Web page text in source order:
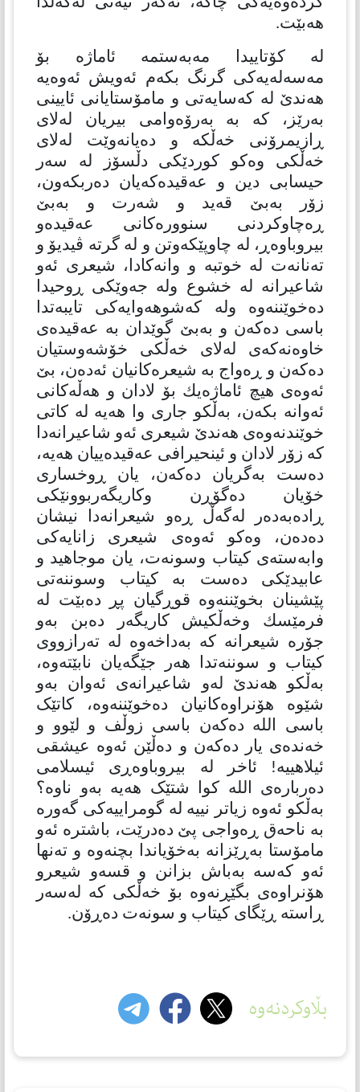
هەبێت.
لە كۆتاییدا مەبەستمە ئاماژە بۆ
مەسەلەیەكی گرنگ بكەم ئەویش ئەوەیە
هەندێ لە کەسایەتی و مامۆستایانی ئایینی
بەرێز، كە بە بەرۆەوامی بیریان لەلای
ڕازیمرۆنی خەڵكە و دەیانەوێت لەلای
خەڵكی وەكو كوردێكی دڵسۆز لە سەر
حیسابی دین و عەقیدەكەیان دەربكەون،
زۆر بەبێ قەید و شەرت و بەبێ
ڕەچاوكردنی سنوورەكانی عەقیدەو
بیروباوەڕ، لە چاوپێكەوتن و لە گرتە ڤیدیۆ و
تەنانەت لە خوتبە و وانەكادا، شیعری ئەو
شاعیرانە لە خشوع ولە جەوێکی ڕوحیدا
دەخوێننەوە ولە کەشوهەوایەکی تایبەتدا
باسی دەكەن و بەبێ گوێدان بە عەقیدەی
خاوەنەکەی لەلای خەڵكی خۆشەوستیان
دەكەن و ڕەواج بە شیعرەکانیان ئەدەن، بێ
ئەوەی هیچ ئاماژەیك بۆ لادان و هەڵەكانی
ئەوانە بكەن، بەڵکو جاری وا هەیە لە كاتی
خوێندنەوەی هەندێ شیعری ئەو شاعیرانەدا
كە زۆر لادان و ئینحیرافی عەقیدەییان هەیە،
دەست بەگریان دەكەن، یان ڕوخساری
خۆیان دەگۆڕن وکاریگەربوونێکی
ڕادەبەدەر لەگەڵ ڕەو شیعرانەدا نیشان
دەدەن، وەكو ئەوەی شیعری زانایەكی
وابەستەی کیتاب وسونەت، یان موجاهید و
عابیدێکی دەست بە کیتاب وسوننەتی
پێشینان بخوێننەوە قوڕگیان پڕ دەبێت لە
فرمێسك وخەڵكیش كاریگەر دەبن بەو
جۆرە شیعرانە كە بەداخەوە لە تەرازووی
كیتاب و سوننەتدا هەر جێگەیان نابێتەوە،
بەڵکو هەندێ لەو شاعیرانەی ئەوان بەو
شێوە هۆنراوەکانیان دەخوێننەوە، كاتێک
باسی الله دەكەن باسی زوڵف و لێوو و
خەندەی یار دەكەن و دەڵێن ئەوە عیشقی
ئیلاهییە! ئاخر لە بیروباوەڕی ئیسلامی
دەربارەی الله کوا شتێک هەیە بەو ناوە؟
بەڵکو ئەوە زیاتر نییە لە گومراییەكی گەورە
بە ناحەق ڕەواجی پێ دەدرێت، باشترە ئەو
مامۆستا بەڕێزانە بەخۆیاندا بچنەوە و تەنها
ئەو كەسە بەباش بزانن و قسەو شیعرو
هۆنراوەی بگێڕنەوە بۆ خەڵکی كە لەسەر
ڕاستە ڕێگای كیتاب و سونەت دەڕۆن.
بڵاوکردنەوە